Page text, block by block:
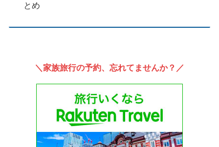
とめ
＼家族旅行の予約、忘れてませんか？／